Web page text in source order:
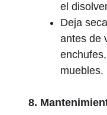
el
Deja
antes de
muebles.
8.